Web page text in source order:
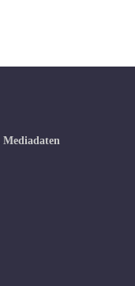
Mediadaten